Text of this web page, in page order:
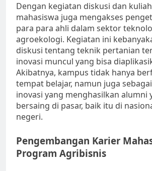
Dengan kegiatan diskusi dan
mahasiswa juga mengakses
para para ahli dalam sektor
agroekologi. Kegiatan ini
diskusi tentang teknik pertanian
inovasi muncul yang bisa
Akibatnya, kampus tidak hanya
tempat belajar, namun juga
inovasi yang menghasilkan alumni
bersaing di pasar, baik itu di
negeri.
Pengembangan Karier
Program Agribisnis